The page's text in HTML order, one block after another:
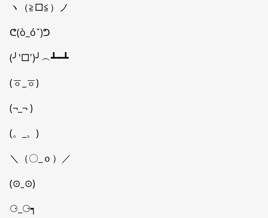
ヽ（≧□≦）ノ
ᕦ(ò_óˇ)ᕤ
(╯‵□′)╯︵┻━┻
(ㆆ_ㆆ)
(¬_¬ )
(。_。)
＼（〇_ｏ）／
(⊙ˍ⊙)
⚆_⚆┑